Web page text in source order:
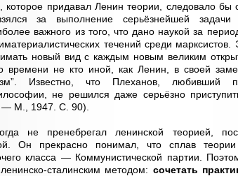
которое придавал Ленин теории, следовало бы
за выполнение серьёзнейшей
важного из того, что дано наукой за
течений среди марксистов.
новый вид с каждым новым великим
времени не кто иной, как Ленин, в своей
Известно, что Плеханов, любивший
не решился даже серьёзно
— М., 1947. С. 90).
не пренебрегал ленинской теорией,
Он прекрасно понимал, что сплав
класса — Коммунистической партии.
сталинским методом: сочетать